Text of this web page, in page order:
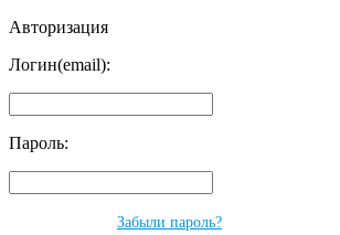
Авторизация
Логин(email):
Пароль:
Забыли пароль?